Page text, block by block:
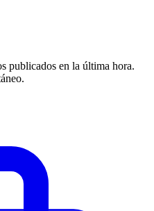
publicados en la última hora.